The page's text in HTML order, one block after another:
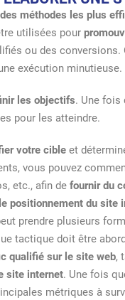
méthodes les plus
utilisées pour
ou des
exécution
les objectifs. Une fois
pour les atteindre.
votre cible et
vous pouvez
etc., afin de fournir du
positionnement du site
prendre plusieurs
tactique doit être
qualifié sur le site web,
site internet. Une fois
métriques à